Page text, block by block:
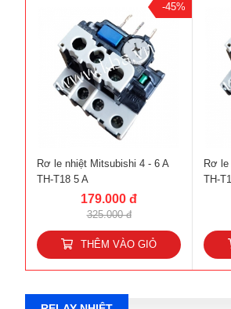
-45%
Rơ le nhiệt Mitsubishi 4 - 6 A
TH-T18 5 A
179.000 đ
325.000 đ
THÊM VÀO GIỎ
Rơ le
TH-